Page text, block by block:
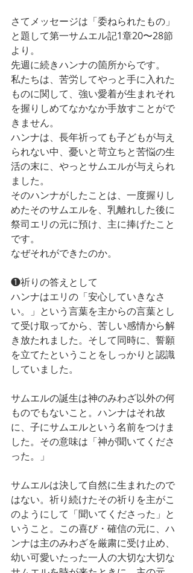
さてメッセージは「委ねられたもの」
と題して第一サムエル記1章20〜28節
より。
先週に続きハンナの箇所からです。
私たちは、苦労してやっと手に入れた
ものに関して、強い愛着が生まれそれ
を握りしめてなかなか手放すことがで
きません。
ハンナは、長年祈っても子どもが与え
られない中、憂いと苛立ちと苦悩の生
活の末に、やっとサムエルが与えられ
ました。
そのハンナがしたことは、一度握りし
めたそのサムエルを、乳離れした後に
祭司エリの元に預け、主に捧げたこと
です。
なぜそれができたのか。
❶祈りの答えとして
ハンナはエリの「安心していきなさ
い。」という言葉を主からの言葉とし
て受け取ってから、苦しい感情から解
き放たれました。そして同時に、誓願
を立てたということをしっかりと認識
していました。
サムエルの誕生は神のみわざ以外の何
ものでもないこと。ハンナはそれ故
に、子にサムエルという名前をつけま
した。その意味は「神が聞いてくださ
った。」
サムエルは決して自然に生まれたので
はない。祈り続けたその祈りを主がこ
のようにして「聞いてくださった」と
いうこと。この喜び・確信の元に、ハ
ンナは主のみわざを厳粛に受け止め、
幼い可愛いたった一人の大切な大切な